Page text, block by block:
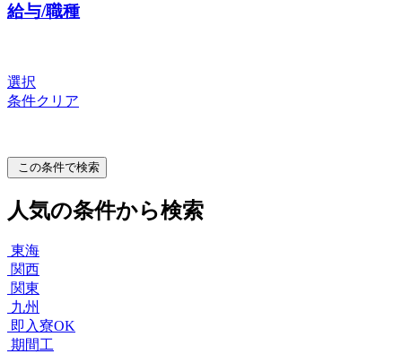
給与/職種
選択
条件クリア
この条件で検索
人気の条件から検索
東海
関西
関東
九州
即入寮OK
期間工